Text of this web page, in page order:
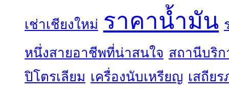
เช่าเชียงใหม่ ราคาน้ำมัน
หนึ่งสายอาชีพที่น่าสนใจ สถานีบริ
ปิโตรเลียม เครื่องนับเหรียญ เสถีย